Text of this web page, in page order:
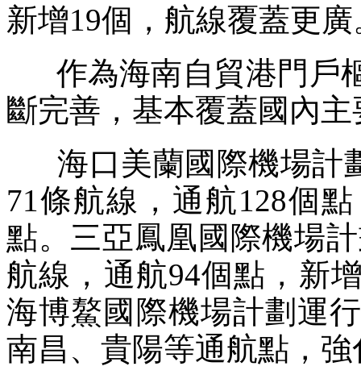
新增19個，航線覆蓋更廣
作為海南自貿港門戶
斷完善，基本覆蓋國內
海口美蘭國際機場計
71條航線，通航128個
點。三亞鳳凰國際機場
航線，通航94個點，新
海博鰲國際機場計劃運
南昌、貴陽等通航點，